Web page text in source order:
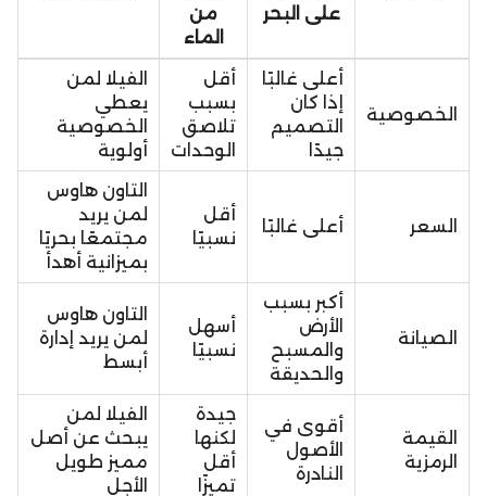
على البحر
من
الماء
الخصوصية
أعلى غالبًا
إذا كان
التصميم
جيدًا
أقل
بسبب
تلاصق
الوحدات
الفيلا لمن
يعطي
الخصوصية
أولوية
السعر أعلى غالبًا
أقل
نسبيًا
التاون هاوس
لمن يريد
مجتمعًا بحريًا
بميزانية أهدأ
الصيانة
أكبر بسبب
الأرض
والمسبح
والحديقة
أسهل
نسبيًا
التاون هاوس
لمن يريد إدارة
أبسط
القيمة
الرمزية
أقوى في
الأصول
النادرة
جيدة
لكنها
أقل
تميزًا
الفيلا لمن
يبحث عن أصل
مميز طويل
الأجل